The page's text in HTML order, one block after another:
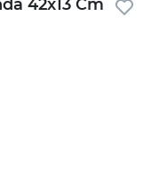
42x13 Cm